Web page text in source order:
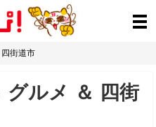
四街道市
グルメ ＆ 四街